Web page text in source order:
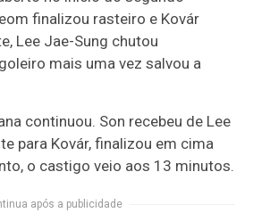
finalizou rasteiro e Kovár
Lee Jae-Sung chutou
mais uma vez salvou a
continuou. Son recebeu de Lee
para Kovár, finalizou em cima
o castigo veio aos 13 minutos.
após a publicidade